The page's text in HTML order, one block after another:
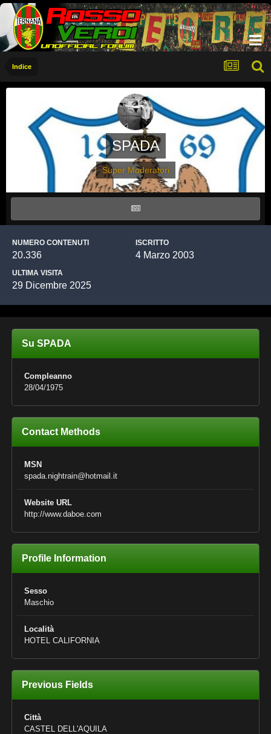
Indice
SPADA
Super Moderatori
NUMERO CONTENUTI
20.336
ISCRITTO
4 Marzo 2003
ULTIMA VISITA
29 Dicembre 2025
Su SPADA
Compleanno
28/04/1975
Contact Methods
MSN
spada.nightrain@hotmail.it
Website URL
http://www.daboe.com
Profile Information
Sesso
Maschio
Località
HOTEL CALIFORNIA
Previous Fields
Città
CASTEL DELL'AQUILA